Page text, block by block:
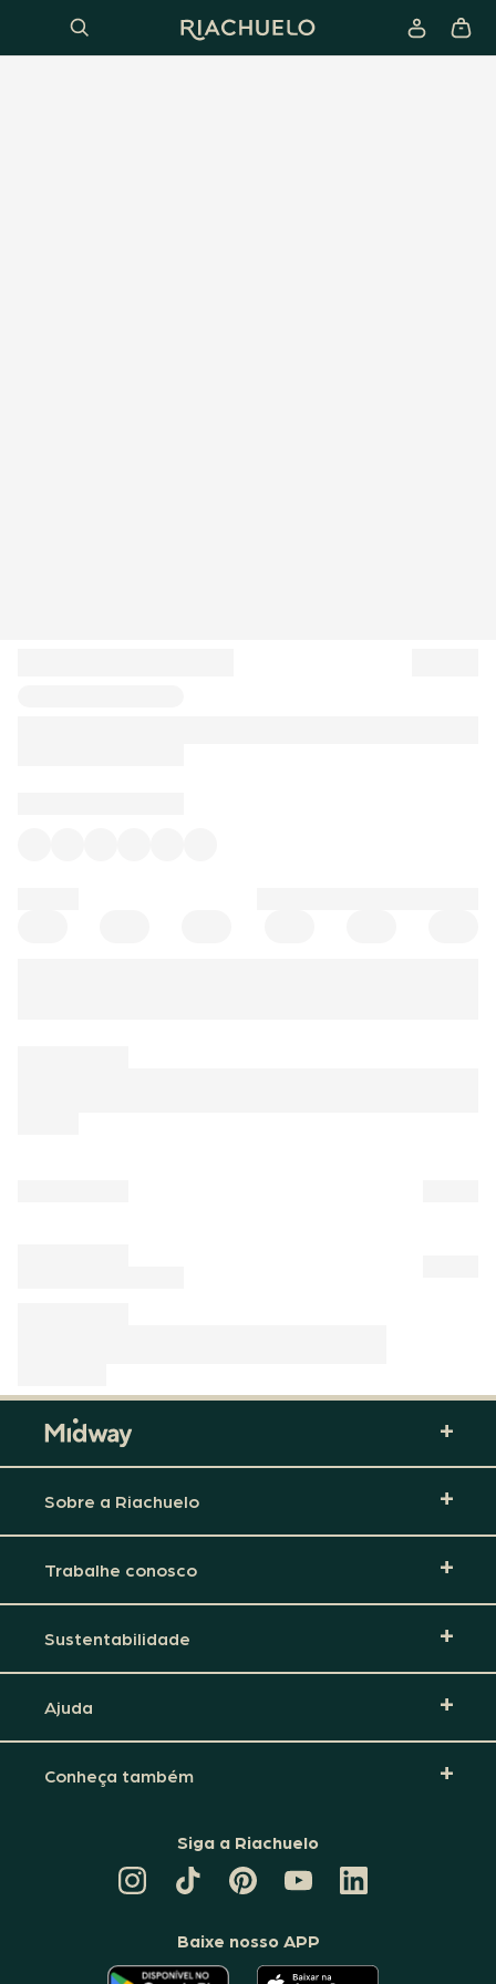
Sobre a Riachuelo
Trabalhe conosco
Sustentabilidade
Ajuda
Conheça também
Siga a Riachuelo
TIKTOK
DA
PINTEREST
DA
CANAL
DA
RIACHUELO
LINKEDIN
DA
Baixe nosso APP
O O